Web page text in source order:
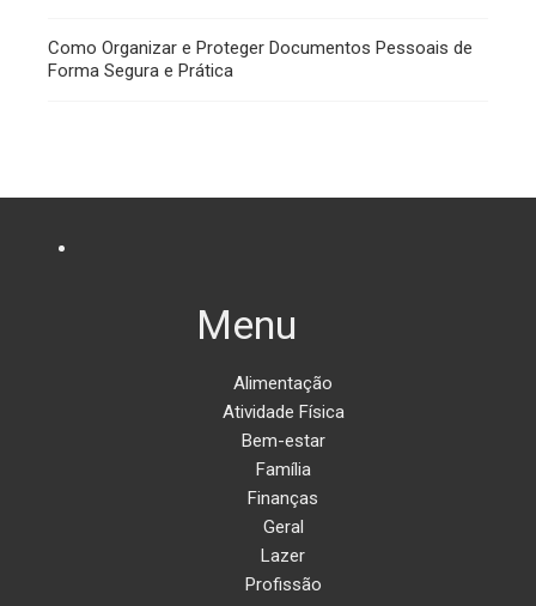
Como Organizar e Proteger Documentos Pessoais de
Forma Segura e Prática
Menu
Alimentação
Atividade Física
Bem-estar
Família
Finanças
Geral
Lazer
Profissão